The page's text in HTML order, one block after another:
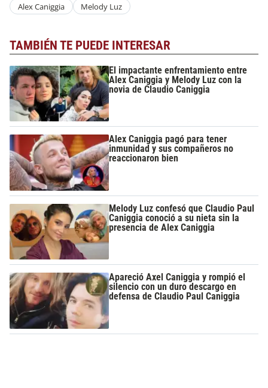
Alex Caniggia Melody Luz
TAMBIÉN TE PUEDE INTERESAR
El impactante enfrentamiento entre
Alex Caniggia y Melody Luz con la
novia de Claudio Caniggia
Alex Caniggia pagó para tener
inmunidad y sus compañeros no
reaccionaron bien
Melody Luz confesó que Claudio Paul
Caniggia conoció a su nieta sin la
presencia de Alex Caniggia
Apareció Axel Caniggia y rompió el
silencio con un duro descargo en
defensa de Claudio Paul Caniggia